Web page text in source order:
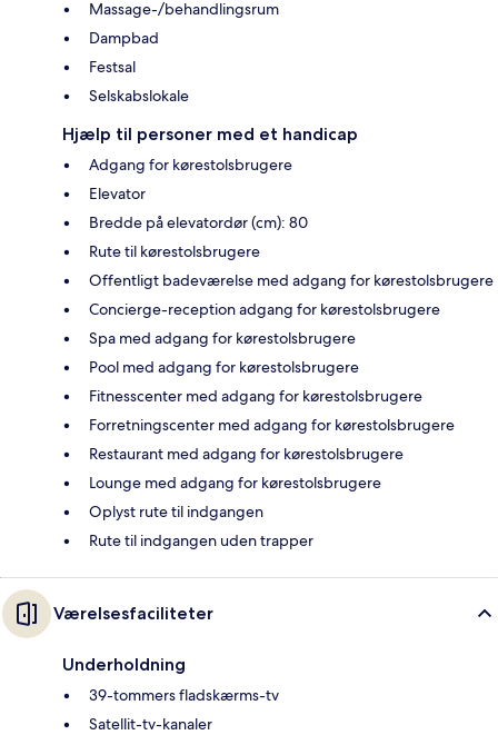
Massage-/behandlingsrum
Dampbad
Festsal
Selskabslokale
Hjælp til personer med et handicap
Adgang for kørestolsbrugere
Elevator
Bredde på elevatordør (cm): 80
Rute til kørestolsbrugere
Offentligt badeværelse med adgang for kørestolsbrugere
Concierge-reception adgang for kørestolsbrugere
Spa med adgang for kørestolsbrugere
Pool med adgang for kørestolsbrugere
Fitnesscenter med adgang for kørestolsbrugere
Forretningscenter med adgang for kørestolsbrugere
Restaurant med adgang for kørestolsbrugere
Lounge med adgang for kørestolsbrugere
Oplyst rute til indgangen
Rute til indgangen uden trapper
Værelsesfaciliteter
Underholdning
39-tommers fladskærms-tv
Satellit-tv-kanaler